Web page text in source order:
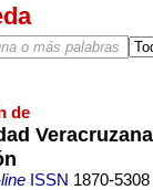
de
ISSN 1870-5308